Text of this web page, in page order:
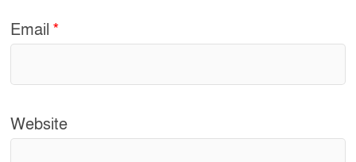
Email*
Website